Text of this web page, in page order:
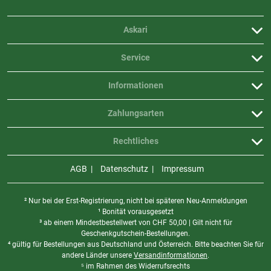
Askari
Service
Informationen
Rechtliches
Zahlungsarten
AGB Datenschutz Impressum
² Nur bei der Erst-Registrierung, nicht bei späteren Neu-Anmeldungen
¹ Bonität vorausgesetzt
³ ab einem Mindestbestellwert von CHF50,00 | Gilt nicht für
Geschenkgutschein-Bestellungen.
⁴ gültig für Bestellungen aus Deutschland und Österreich. Bitte beachten Sie für
andere Länder unsere Versandinformationen.
⁵ im Rahmen des Widerrufsrechts